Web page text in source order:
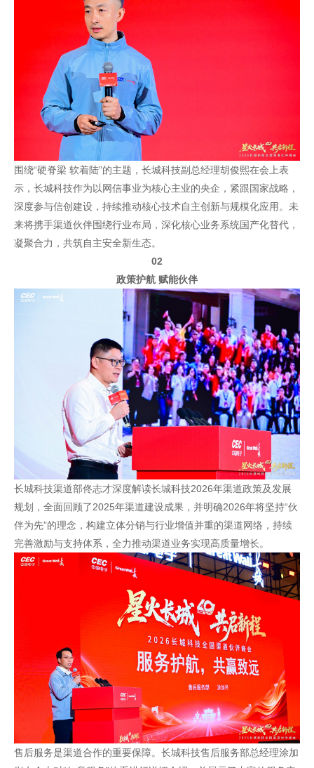
围绕“硬脊梁 软着陆”的主题，长城科技副总经理胡俊熙在会上表
示，长城科技作为以网信事业为核心主业的央企，紧跟国家战略，
深度参与信创建设，持续推动核心技术自主创新与规模化应用。未
来将携手渠道伙伴围绕行业布局，深化核心业务系统国产化替代，
凝聚合力，共筑自主安全新生态。
02
政策护航 赋能伙伴
长城科技渠道部佟志才深度解读长城科技2026年渠道政策及发展
规划，全面回顾了2025年渠道建设成果，并明确2026年将坚持“伙
伴为先”的理念，构建立体分销与行业增值并重的渠道网络，持续
完善激励与支持体系，全力推动渠道业务实现高质量增长。
售后服务是渠道合作的重要保障。长城科技售后服务部总经理涂加